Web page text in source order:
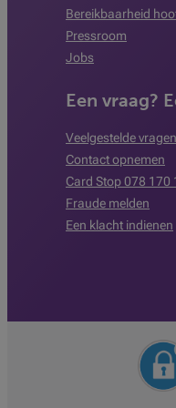
Bereikbaarheid
Pressroom
Jobs
Een vraag?
Veelgestelde vragen
Contact opnemen
Card Stop 078 170
Fraude melden
Een klacht indienen